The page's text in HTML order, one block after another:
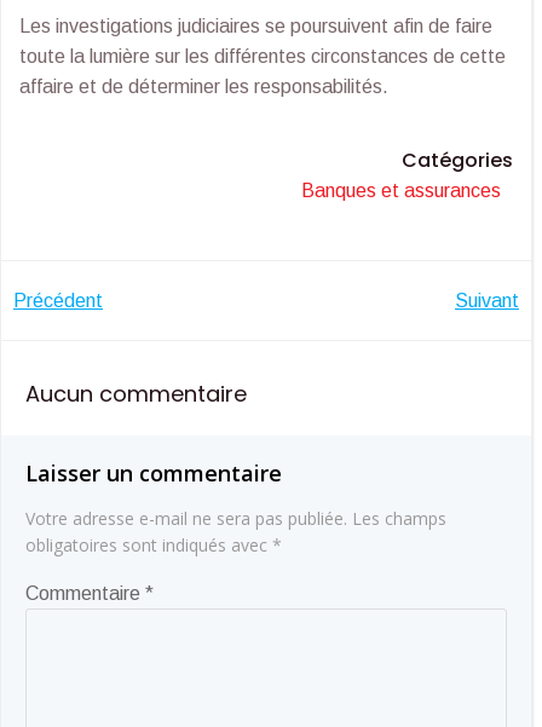
Les investigations judiciaires se poursuivent afin de faire
toute la lumière sur les différentes circonstances de cette
affaire et de déterminer les responsabilités.
Catégories
Banques et assurances
Navigation
de
Précédent Suivant
Aucun commentaire
Laisser un commentaire
Votre adresse e-mail ne sera pas publiée. Les champs
obligatoires sont indiqués avec *
Commentaire *